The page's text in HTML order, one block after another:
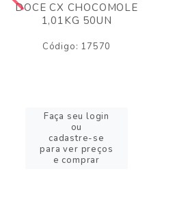
DOCE CX CHOCOMOLE
1,01KG 50UN
Código: 17570
Faça seu login
ou
cadastre-se
para ver preços
e comprar